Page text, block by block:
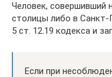
Человек, совершивший
столицы либо в Санкт-
5 ст. 12.19 кодекса и
Если при